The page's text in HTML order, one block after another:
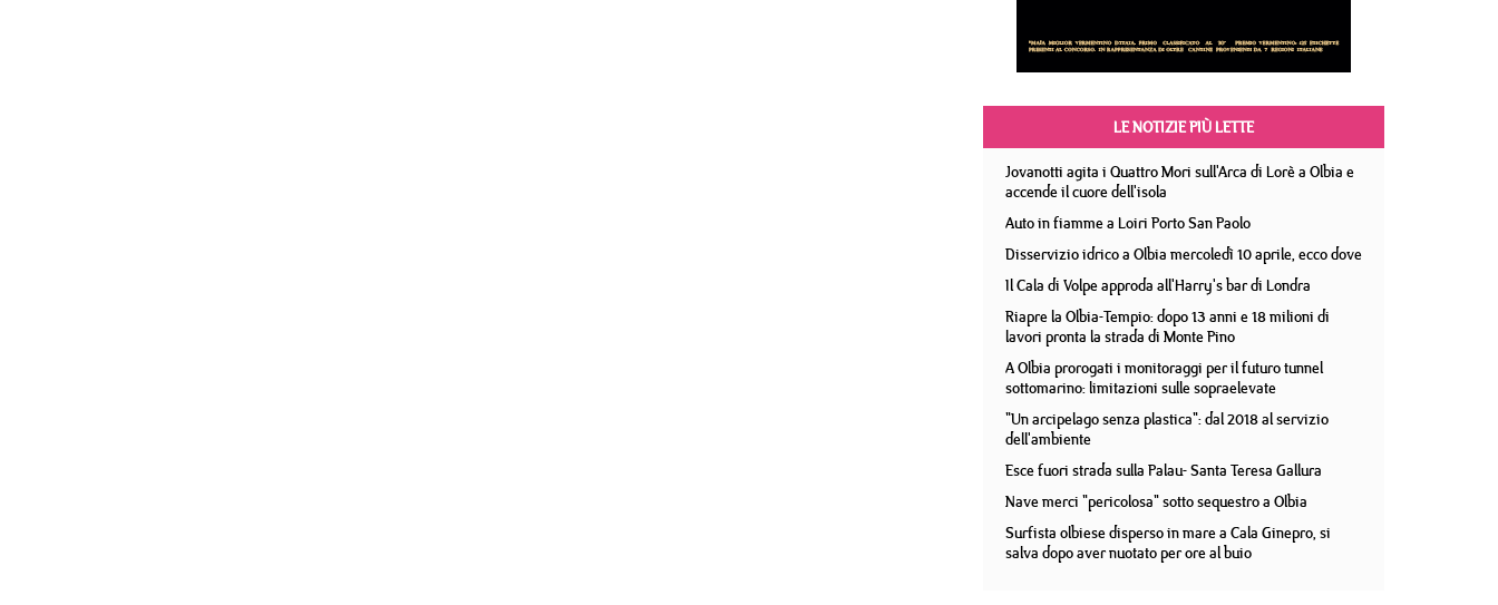
LE NOTIZIE PIÙ LETTE
Jovanotti agita i Quattro Mori sull'Arca di Lorè a Olbia e
accende il cuore dell'isola
Auto in fiamme a Loiri Porto San Paolo
Disservizio idrico a Olbia mercoledì 10 aprile, ecco dove
Il Cala di Volpe approda all'Harry's bar di Londra
Riapre la Olbia-Tempio: dopo 13 anni e 18 milioni di
lavori pronta la strada di Monte Pino
A Olbia prorogati i monitoraggi per il futuro tunnel
sottomarino: limitazioni sulle sopraelevate
"Un arcipelago senza plastica": dal 2018 al servizio
dell'ambiente
Esce fuori strada sulla Palau- Santa Teresa Gallura
Nave merci "pericolosa" sotto sequestro a Olbia
Surfista olbiese disperso in mare a Cala Ginepro, si
salva dopo aver nuotato per ore al buio